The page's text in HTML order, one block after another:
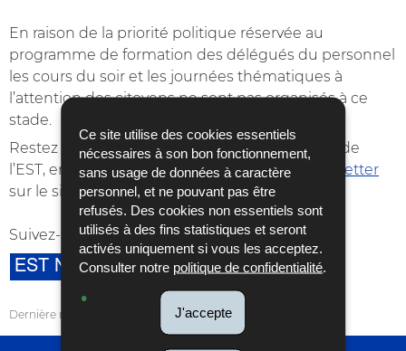
Ce site utilise des cookies essentiels
nécessaires à son bon fonctionnement,
sans usage de données à caractère
personnel, et ne pouvant pas être
refusés. Des cookies non essentiels sont
utilisés à des fins statistiques et seront
activés uniquement si vous les acceptez.
Consulter notre politique de confidentialité.
J'accepte
En raison de la priorité politique réservée au
programme de formation des délégués du personnel
les cours du soir et les journées thématiques à
l’attention des citoyens ne sont pas organisés à ce
stade.
Restez en temps réel au courant de l’actualité de
l’EST, en vous inscrivant à notrenouvelle
newsletter
sur le site actuel !
Suivez-nous surFacebook&Twitter.
Dernière mise à jour 10/03/2026